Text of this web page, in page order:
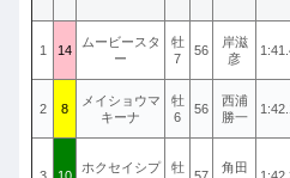
1 14
ムービースタ
ー
牡
7
56
岸滋
彦
2 8
メイショウマ
キーナ
牡
6
56
西浦
勝一
3 10
ホクセイシプ
牡
57
角田